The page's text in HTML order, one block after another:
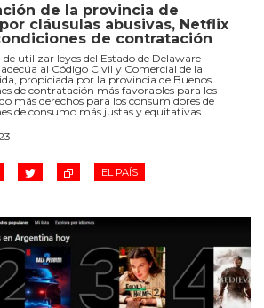
de la provincia de
cláusulas abusivas, Netflix
de contratación
utilizar leyes del Estado de Delaware
adecúa al Código Civil y Comercial de la
propiciada por la provincia de Buenos
de contratación más favorables para los
más derechos para los consumidores de
de consumo más justas y equitativas.
EL PAÍS